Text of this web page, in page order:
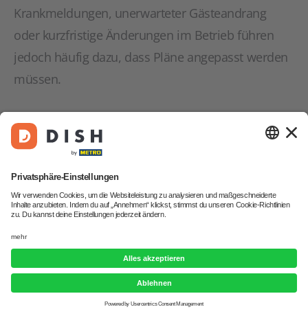
Krankmeldungen, unerwarteter Gästeandrang
oder kurzfristige Änderungen im Betrieb führen
jedoch häufig dazu, dass Pläne angepasst werden
müssen.
Gesetzlich istkeine feste Fristvorgeschrieben, wie
lange im Voraus ein Dienstplan bekannt gegeben
werden muss. Das bedeutet jedoch nicht, dass
Änderungen jederzeit einseitig durchgesetzt
werden dürfen. Arbeitgeber sind verpflichtet, auf
Rücksicht zu nehmen.
Wurde ein Dienstplan bereits veröffentlicht,
begründet dies eine gewissePlanungssicherheit